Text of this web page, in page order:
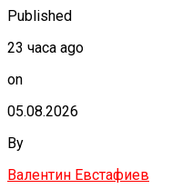
Published
23 часа ago
on
05.08.2026
By
Валентин Евстафиев